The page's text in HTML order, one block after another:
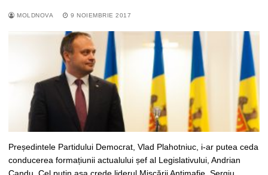
MOLDNOVA 9 NOIEMBRIE 2017
Președintele Partidului Democrat, Vlad Plahotniuc, i-ar putea ceda
conducerea formațiunii actualului șef al Legislativului, Andrian
Candu. Cel puțin așa crede liderul Mișcării Antimafie, Sergiu